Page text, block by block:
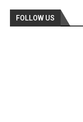
FOLLOW US